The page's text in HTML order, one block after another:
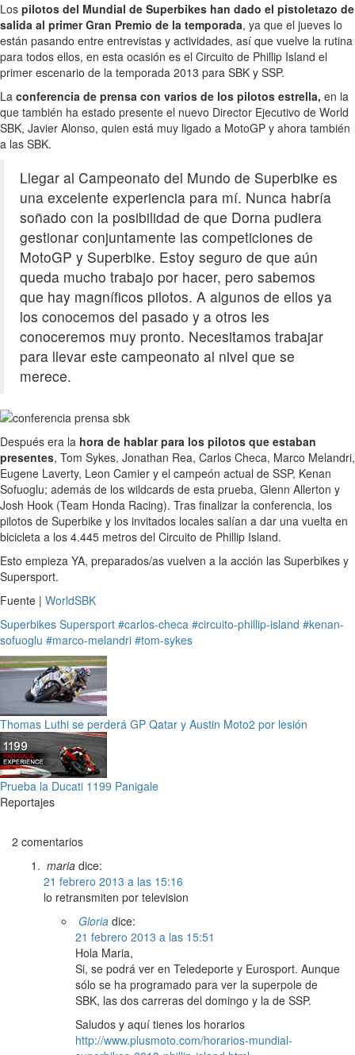
Los pilotos del Mundial de Superbikes han dado el pistoletazo de
salida al primer Gran Premio de la temporada, ya que el jueves lo
están pasando entre entrevistas y actividades, así que vuelve la rutina
para todos ellos, en esta ocasión es el Circuito de Phillip Island el
primer escenario de la temporada 2013 para SBK y SSP.
La conferencia de prensa con varios de los pilotos estrella, en la
que también ha estado presente el nuevo Director Ejecutivo de World
SBK, Javier Alonso, quien está muy ligado a MotoGP y ahora también
a las SBK.
Llegar al Campeonato del Mundo de Superbike es
una excelente experiencia para mí. Nunca habría
soñado con la posibilidad de que Dorna pudiera
gestionar conjuntamente las competiciones de
MotoGP y Superbike. Estoy seguro de que aún
queda mucho trabajo por hacer, pero sabemos
que hay magníficos pilotos. A algunos de ellos ya
los conocemos del pasado y a otros les
conoceremos muy pronto. Necesitamos trabajar
para llevar este campeonato al nivel que se
merece.
Después era la hora de hablar para los pilotos que estaban
presentes, Tom Sykes, Jonathan Rea, Carlos Checa, Marco Melandri,
Eugene Laverty, Leon Camier y el campeón actual de SSP, Kenan
Sofuoglu; además de los wildcards de esta prueba, Glenn Allerton y
Josh Hook (Team Honda Racing). Tras finalizar la conferencia, los
pilotos de Superbike y los invitados locales salían a dar una vuelta en
bicicleta a los 4.445 metros del Circuito de Phillip Island.
Esto empieza YA, preparados/as vuelven a la acción las Superbikes y
Supersport.
Fuente | WorldSBK
Superbikes Supersport #carlos-checa #circuito-phillip-island #kenan-
sofuoglu #marco-melandri #tom-sykes
Thomas Luthi se perderá GP Qatar y Austin Moto2 por lesión
Prueba la Ducati 1199 Panigale
Reportajes
2 comentarios
maria dice:
21 febrero 2013 a las 15:16
lo retransmiten por television
Gloria dice:
21 febrero 2013 a las 15:51
Hola Maria,
Si, se podrá ver en Teledeporte y Eurosport. Aunque
sólo se ha programado para ver la superpole de
SBK, las dos carreras del domingo y la de SSP.
Saludos y aquí tienes los horarios
http://www.plusmoto.com/horarios-mundial-